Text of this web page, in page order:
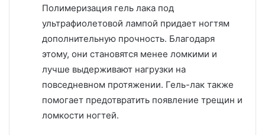
Полимеризация гель лака под
ультрафиолетовой лампой придает ногтям
дополнительную прочность. Благодаря
этому, они становятся менее ломкими и
лучше выдерживают нагрузки на
повседневном протяжении. Гель-лак также
помогает предотвратить появление трещин и
ломкости ногтей.